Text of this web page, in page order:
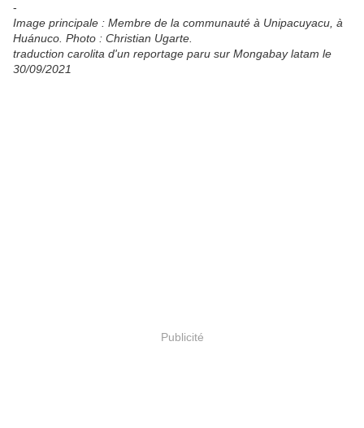
-
Image principale : Membre de la communauté à Unipacuyacu, à
Huánuco. Photo : Christian Ugarte.
traduction carolita d'un reportage paru sur Mongabay latam le
30/09/2021
Publicité